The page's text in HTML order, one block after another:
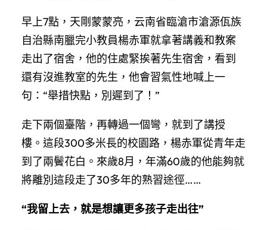
早上7點，天剛蒙蒙亮，云南省臨滄市滄源佤族
自治縣南臘完小教員楊赤軍就拿著講義和教案
走出了宿舍，他的住處緊挨著先生宿舍，看到
還有沒進教室的先生，他會習氣性地喊上一
句：“舉措快點，別遲到了！”
走下兩個臺階，再轉過一個彎，就到了講授
樓。這段300多米長的校園路，楊赤軍從青年走
到了兩鬢花白。來歲8月，年滿60歲的他能夠就
將離別這段走了30多年的熟習途徑……
“我留上去，就是想讓更多孩子走出往”